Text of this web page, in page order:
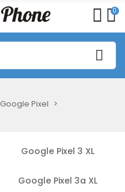
0
Google Pixel
Google Pixel 3 XL
Google Pixel 3a XL